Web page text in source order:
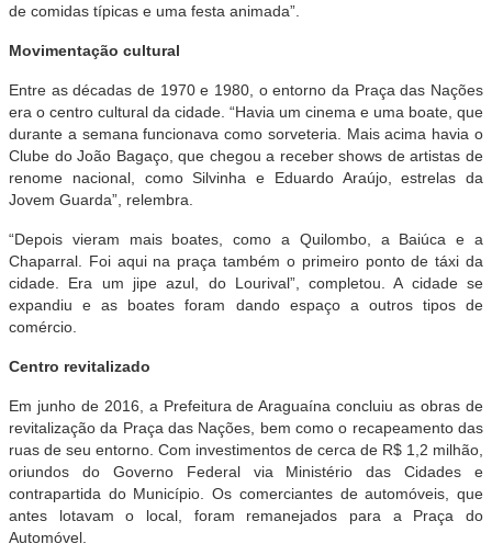
de comidas típicas e uma festa animada”.
Movimentação cultural
Entre as décadas de 1970 e 1980, o entorno da Praça das Nações
era o centro cultural da cidade. “Havia um cinema e uma boate, que
durante a semana funcionava como sorveteria. Mais acima havia o
Clube do João Bagaço, que chegou a receber shows de artistas de
renome nacional, como Silvinha e Eduardo Araújo, estrelas da
Jovem Guarda”, relembra.
“Depois vieram mais boates, como a Quilombo, a Baiúca e a
Chaparral. Foi aqui na praça também o primeiro ponto de táxi da
cidade. Era um jipe azul, do Lourival”, completou. A cidade se
expandiu e as boates foram dando espaço a outros tipos de
comércio.
Centro revitalizado
Em junho de 2016, a Prefeitura de Araguaína concluiu as obras de
revitalização da Praça das Nações, bem como o recapeamento das
ruas de seu entorno. Com investimentos de cerca de R$ 1,2 milhão,
oriundos do Governo Federal via Ministério das Cidades e
contrapartida do Município. Os comerciantes de automóveis, que
antes lotavam o local, foram remanejados para a Praça do
Automóvel.